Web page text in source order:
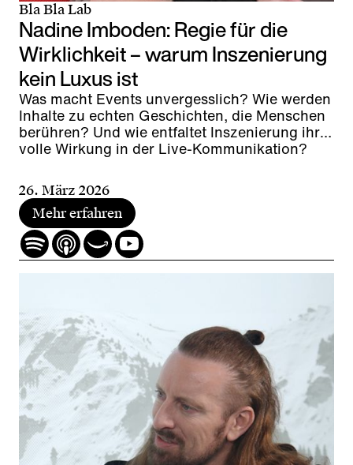
Bla Bla Lab
Nadine Imboden: Regie für die
Wirklichkeit – warum Inszenierung
kein Luxus ist
Was macht Events unvergesslich? Wie werden
Inhalte zu echten Geschichten, die Menschen
berühren? Und wie entfaltet Inszenierung ihre
volle Wirkung in der Live-Kommunikation?
26. März 2026
Mehr erfahren